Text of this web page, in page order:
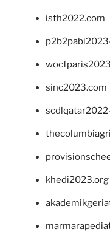
isth2022.com
sinc2023.com
khedi2023.org